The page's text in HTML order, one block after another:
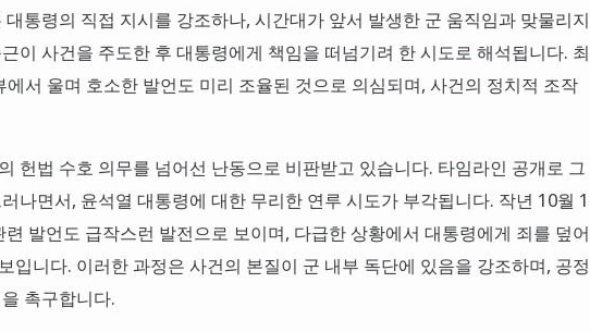
통령의 직접 지시를 강조하나, 시간대가 앞서 발생한 군 움직임과 맞물리지
이 사건을 주도한 후 대통령에게 책임을 떠넘기려 한 시도로 해석됩니다. 최
에서 울며 호소한 발언도 미리 조율된 것으로 의심되며, 사건의 정치적 조작
헌법 수호 의무를 넘어선 난동으로 비판받고 있습니다. 타임라인 공개로 그
나면서, 윤석열 대통령에 대한 무리한 연루 시도가 부각됩니다. 작년 10월 1
발언도 급작스런 발전으로 보이며, 다급한 상황에서 대통령에게 죄를 덮어
입니다. 이러한 과정은 사건의 본질이 군 내부 독단에 있음을 강조하며, 공정
촉구합니다.